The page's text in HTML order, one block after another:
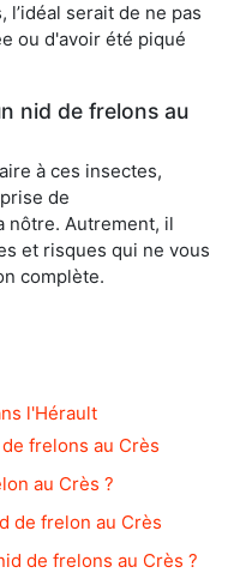
l’idéal serait de ne pas
ou d'avoir été piqué
nid de frelons au
à ces insectes,
de
nôtre. Autrement, il
et risques qui ne vous
complète.
l'Hérault
frelons au Crès
au Crès ?
de frelon au Crès
de frelons au Crès ?